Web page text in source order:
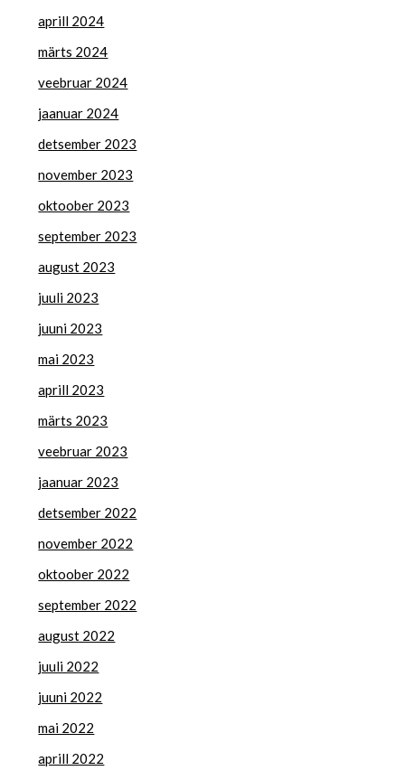
aprill 2024
märts 2024
veebruar 2024
jaanuar 2024
detsember 2023
november 2023
oktoober 2023
september 2023
august 2023
juuli 2023
juuni 2023
mai 2023
aprill 2023
märts 2023
veebruar 2023
jaanuar 2023
detsember 2022
november 2022
oktoober 2022
september 2022
august 2022
juuli 2022
juuni 2022
mai 2022
aprill 2022